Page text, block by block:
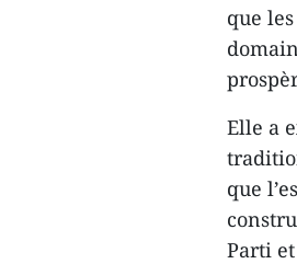
que
Elle a
que
Parti